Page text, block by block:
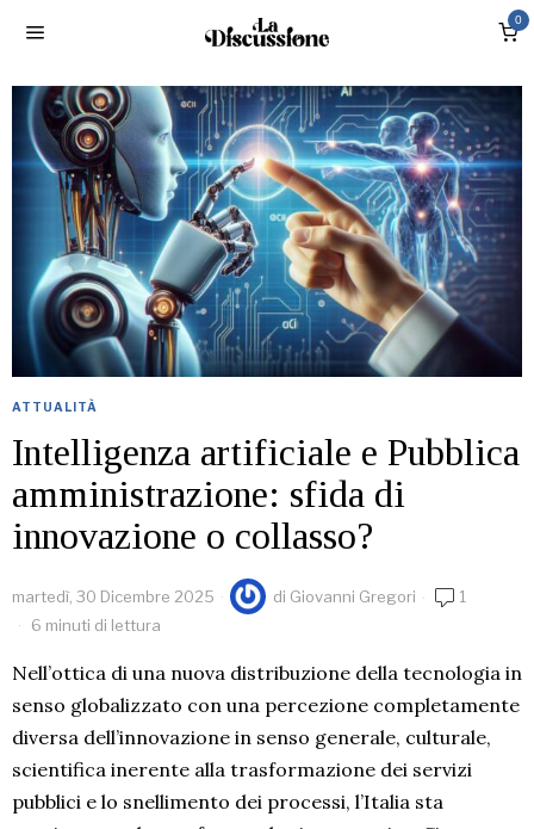
0
ATTUALITÀ
Intelligenza artificiale e Pubblica
amministrazione: sfida di
innovazione o collasso?
martedì, 30 Dicembre 2025 di Giovanni Gregori
1
6 minuti di lettura
Nell’ottica di una nuova distribuzione della tecnologia in
senso globalizzato con una percezione completamente
diversa dell’innovazione in senso generale, culturale,
scientifica inerente alla trasformazione dei servizi
pubblici e lo snellimento dei processi, l’Italia sta